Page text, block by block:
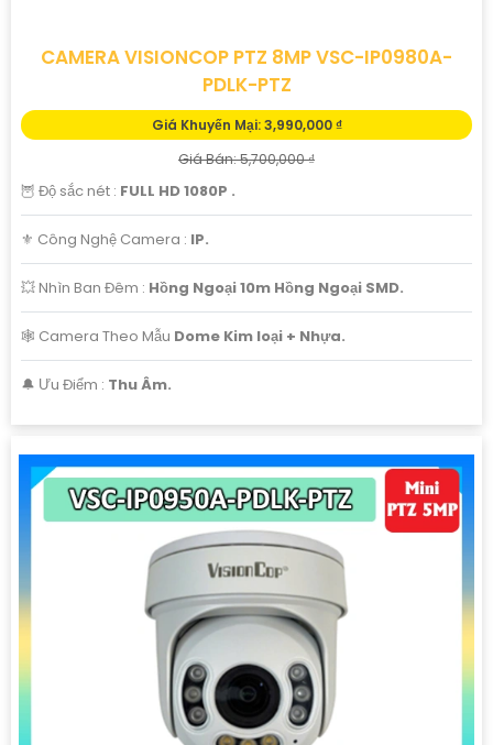
CAMERA VISIONCOP PTZ 8MP VSC-IP0980A-
PDLK-PTZ
Giá Khuyến Mại: 3,990,000 ₫
Giá Bán: 5,700,000 ₫
🦉 Độ sắc nét : FULL HD 1080P .
⚜️ Công Nghệ Camera : IP.
💥 Nhìn Ban Đêm : Hồng Ngoại 10m Hồng Ngoại SMD.
🕸️ Camera Theo Mẫu Dome Kim loại + Nhựa.
️🔔 Ưu Điểm : Thu Âm.